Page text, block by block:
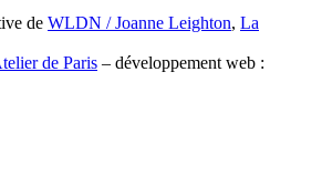
de WLDN / Joanne Leighton, La
de Paris – développement web :